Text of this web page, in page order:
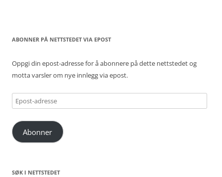
ABONNER PÅ NETTSTEDET VIA EPOST
Oppgi din epost-adresse for å abonnere på dette nettstedet og
motta varsler om nye innlegg via epost.
Epost-
adresse
Abonner
SØK I NETTSTEDET